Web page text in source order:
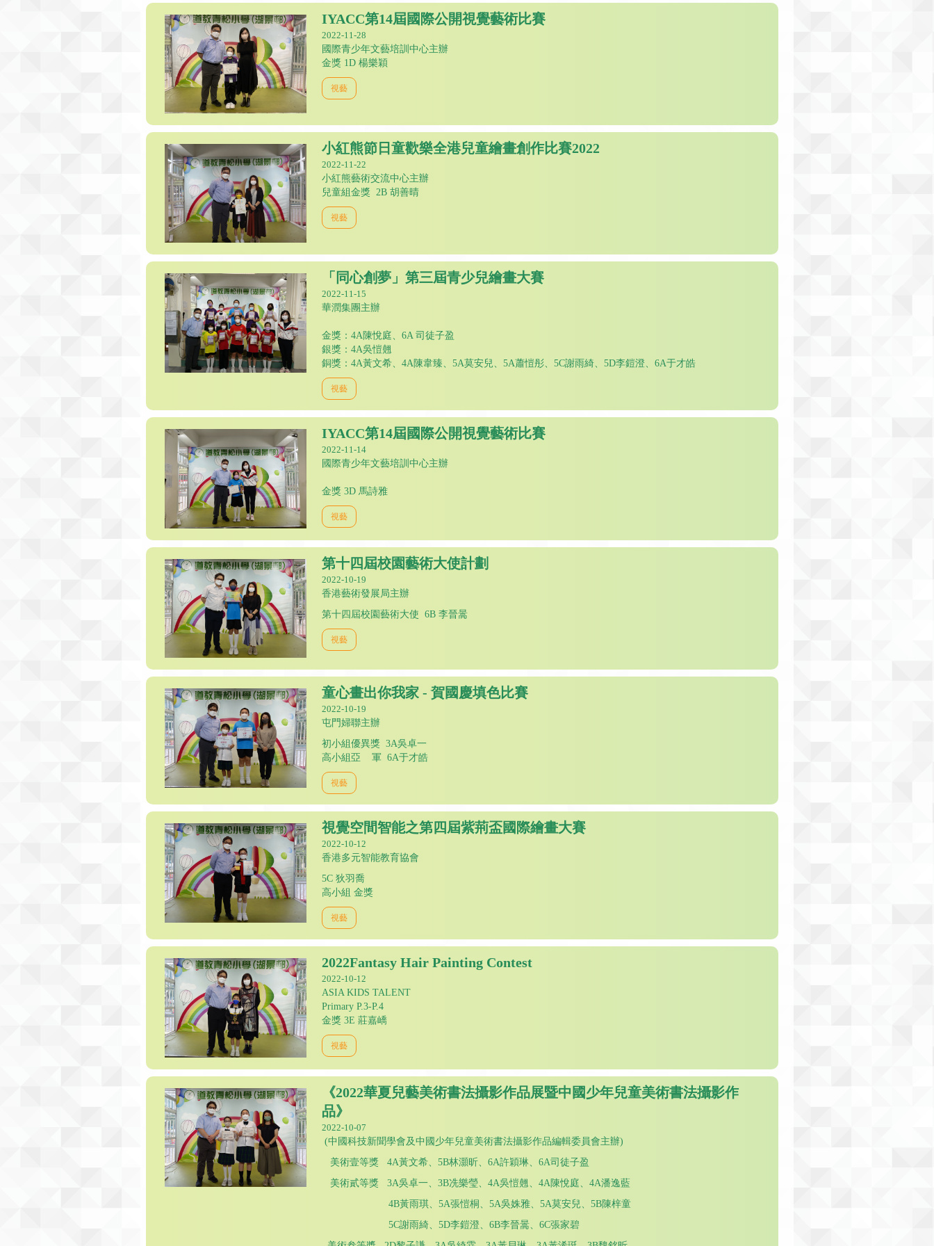
IYACC第14屆國際公開視覺藝術比賽
2022-11-28
國際青少年文藝培訓中心主辦
金獎 1D 楊樂穎
視藝
小紅熊節日童歡樂全港兒童繪畫創作比賽2022
2022-11-22
小紅熊藝術交流中心主辦
兒童組金獎 2B 胡善晴
視藝
「同心創夢」第三屆青少兒繪畫大賽
2022-11-15
華潤集團主辦
金獎：4A陳悅庭、6A 司徒子盈
銀獎：4A吳愷翹
銅獎：4A黃文希、4A陳韋臻、5A莫安兒、5A蕭愷彤、5C謝雨綺、5D李鎧澄、6A于才皓
視藝
IYACC第14屆國際公開視覺藝術比賽
2022-11-14
國際青少年文藝培訓中心主辦
金獎 3D 馬詩雅
視藝
第十四屆校園藝術大使計劃
2022-10-19
香港藝術發展局主辦
第十四屆校園藝術大使 6B 李晉暠
視藝
童心畫出你我家 - 賀國慶填色比賽
2022-10-19
屯門婦聯主辦
初小組優異獎 3A吳卓一
高小組亞 軍 6A于才皓
視藝
視覺空間智能之第四屆紫荊盃國際繪畫大賽
2022-10-12
香港多元智能教育協會
5C 狄羽喬
高小組 金獎
視藝
2022Fantasy Hair Painting Contest
2022-10-12
ASIA KIDS TALENT
Primary P.3-P.4
金獎 3E 莊嘉嶠
視藝
《2022華夏兒藝美術書法攝影作品展暨中國少年兒童美術書法攝影作
品》
2022-10-07
(中國科技新聞學會及中國少年兒童美術書法攝影作品編輯委員會主辦)
美術壹等獎 4A黃文希、5B林灝昕、6A許穎琳、6A司徒子盈
美術貳等獎 3A吳卓一、3B冼樂瑩、4A吳愷翹、4A陳悅庭、4A潘逸藍
4B黃雨琪、5A張愷桐、5A吳姝雅、5A莫安兒、5B陳梓童
5C謝雨綺、5D李鎧澄、6B李晉暠、6C張家碧